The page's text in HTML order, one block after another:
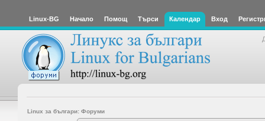
Linux-BG Начало Помощ Търси Календар Вход
Linux за българи: Форуми